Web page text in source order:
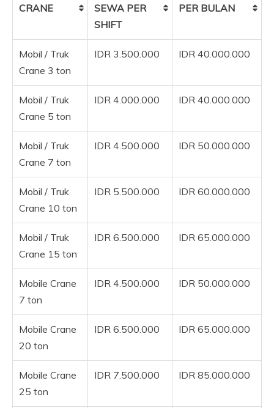
CRANE
SEWA PER
SHIFT
PER BULAN
Mobil / Truk
Crane 3 ton
IDR 3.500.000 IDR 40.000.000
Mobil / Truk
Crane 5 ton
IDR 4.000.000 IDR 40.000.000
Mobil / Truk
Crane 7 ton
IDR 4.500.000 IDR 50.000.000
Mobil / Truk
Crane 10 ton
IDR 5.500.000 IDR 60.000.000
Mobil / Truk
Crane 15 ton
IDR 6.500.000 IDR 65.000.000
Mobile Crane
7 ton
IDR 4.500.000 IDR 50.000.000
Mobile Crane
20 ton
IDR 6.500.000 IDR 65.000.000
Mobile Crane
25 ton
IDR 7.500.000 IDR 85.000.000